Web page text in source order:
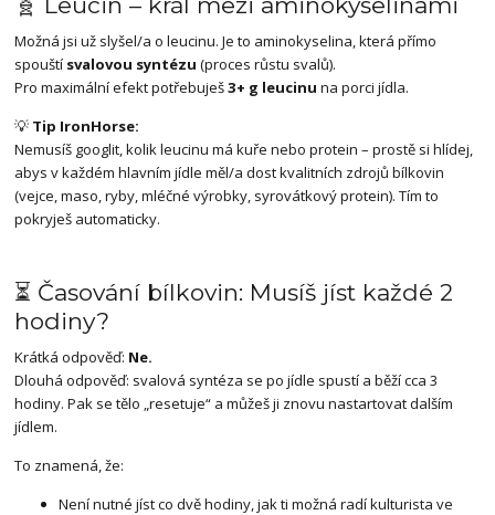
Možná jsi už slyšel/a o leucinu. Je to aminokyselina, která přímo
spouští svalovou syntézu (proces růstu svalů).
Pro maximální efekt potřebuješ3+ g leucinu na porci jídla.
💡 Tip IronHorse:
Nemusíš googlit, kolik leucinu má kuře nebo protein – prostě si hlídej,
abys v každém hlavním jídle měl/a dost kvalitních zdrojů bílkovin
(vejce, maso, ryby, mléčné výrobky, syrovátkový protein). Tím to
pokryješ automaticky.
⏳ Časování bílkovin: Musíš jíst každé 2
hodiny?
Krátká odpověď: Ne.
Dlouhá odpověď: svalová syntéza se po jídle spustí a běží cca 3
hodiny. Pak se tělo „resetuje“ a můžeš ji znovu nastartovat dalším
jídlem.
To znamená, že:
Není nutné jíst co dvě hodiny, jak ti možná radí kulturista ve